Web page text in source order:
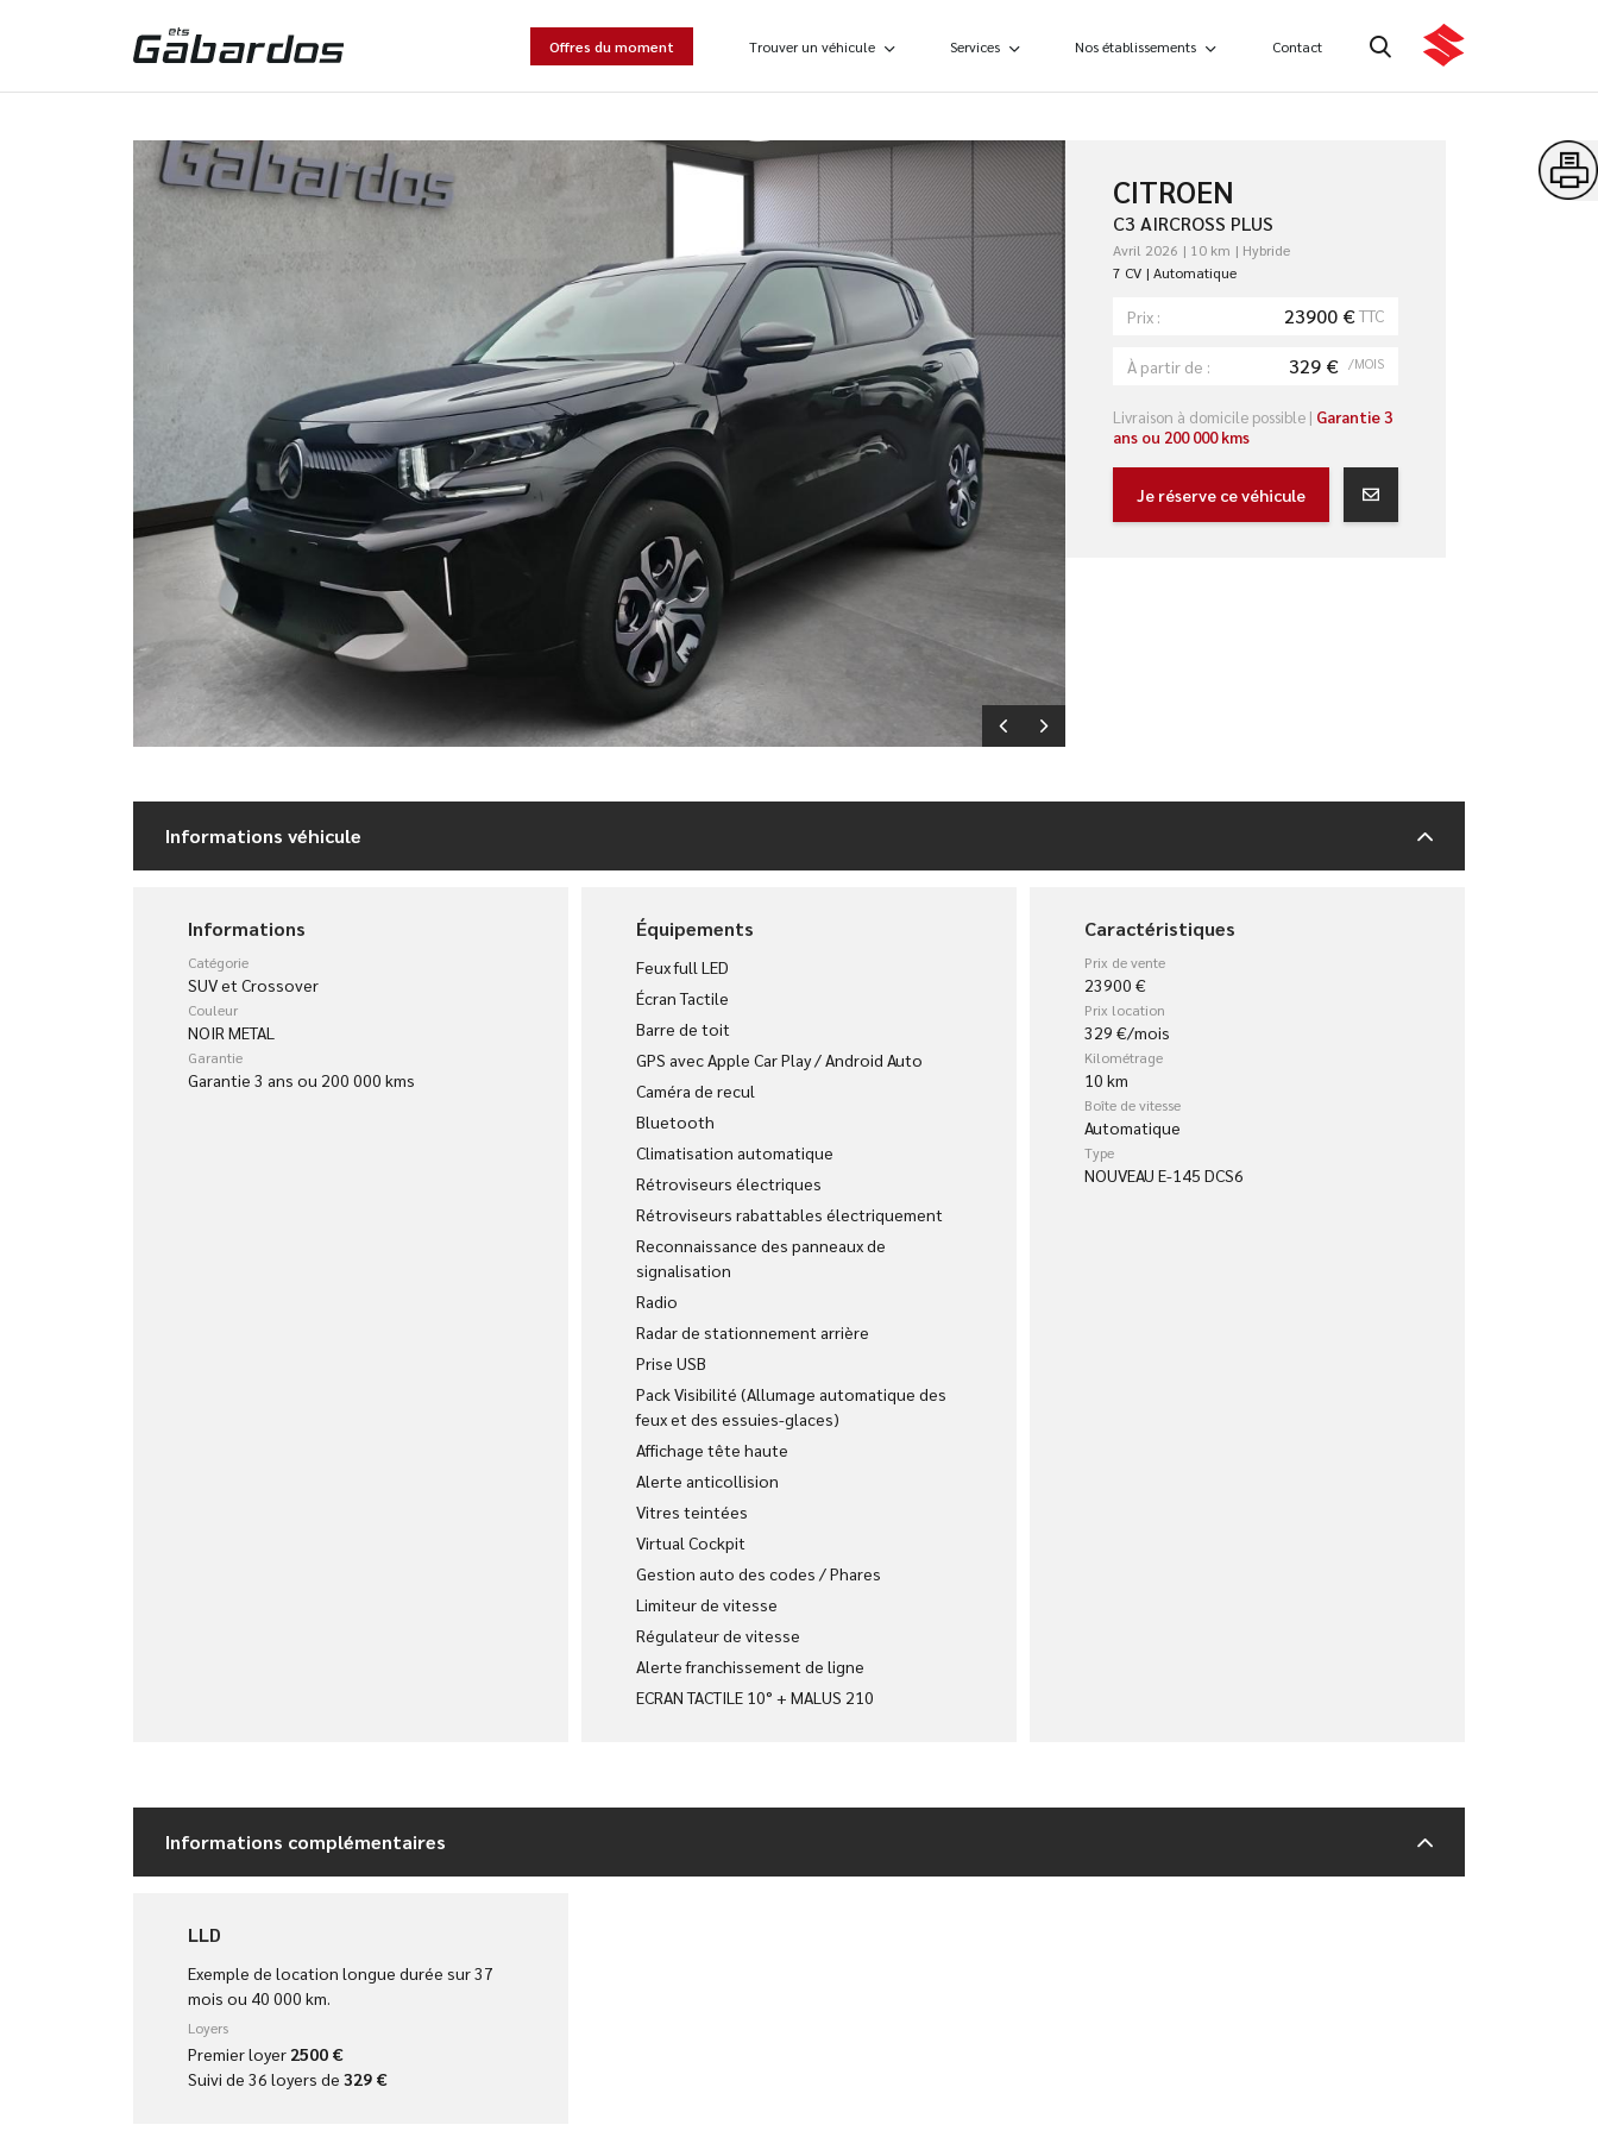
Offres du moment Trouver un véhicule Services Nos établissements Contact
CITROEN
C3 AIRCROSS PLUS
Avril 2026 10 km
Hybride
7 CV
Automatique
Prix : 23900 €TTC
À partir de : 329 € /MOIS
Livraison à domicile possible | Garantie 3
ans ou 200 000 kms
Je réserve ce véhicule
Informations véhicule
Informations
Catégorie
SUV et Crossover
Couleur
NOIR METAL
Garantie
Garantie 3 ans ou 200 000 kms
Équipements
Feux full LED
Écran Tactile
Barre de toit
GPS avec Apple Car Play / Android Auto
Caméra de recul
Bluetooth
Climatisation automatique
Rétroviseurs électriques
Rétroviseurs rabattables électriquement
Reconnaissance des panneaux de
signalisation
Radio
Radar de stationnement arrière
Prise USB
Pack Visibilité (Allumage automatique des
feux et des essuies-glaces)
Affichage tête haute
Alerte anticollision
Vitres teintées
Virtual Cockpit
Gestion auto des codes / Phares
Limiteur de vitesse
Régulateur de vitesse
Alerte franchissement de ligne
ECRAN TACTILE 10° + MALUS 210
Caractéristiques
Prix de vente
23900 €
Prix location
329 €/mois
Kilométrage
10 km
Boîte de vitesse
Automatique
Type
NOUVEAU E-145 DCS6
Informations complémentaires
LLD
Exemple de location longue durée sur 37
mois ou 40 000 km.
Loyers
Premier loyer 2500 €
Suivi de 36 loyers de 329 €